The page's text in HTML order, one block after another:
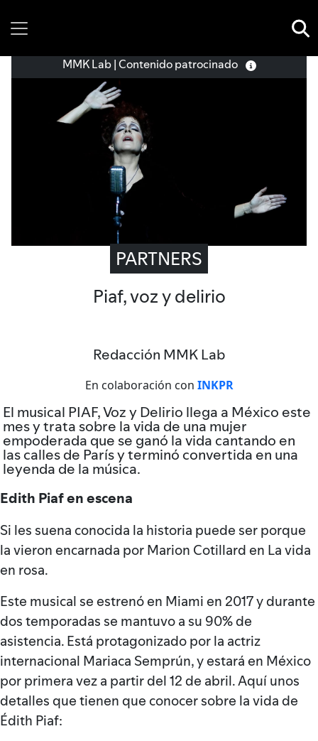
MMK Lab | Contenido patrocinado
PARTNERS
Piaf, voz y delirio
Redacción MMK Lab
En colaboración con INKPR
El musical PIAF, Voz y Delirio llega a México este
mes y trata sobre la vida de una mujer
empoderada que se ganó la vida cantando en
las calles de París y terminó convertida en una
leyenda de la música.
Edith Piaf en escena
Si les suena conocida la historia puede ser porque
la vieron encarnada por Marion Cotillard en La vida
en rosa.
Este musical se estrenó en Miami en 2017 y durante
dos temporadas se mantuvo a su 90% de
asistencia. Está protagonizado por la actriz
internacional Mariaca Semprún, y estará en México
por primera vez a partir del 12 de abril. Aquí unos
detalles que tienen que conocer sobre la vida de
Édith Piaf: